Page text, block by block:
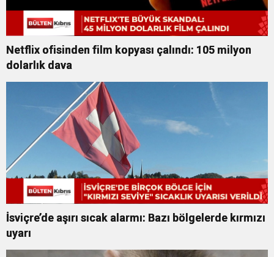
Netflix ofisinden film kopyası çalındı: 105 milyon
dolarlık dava
İsviçre’de aşırı sıcak alarmı: Bazı bölgelerde kırmızı
uyarı